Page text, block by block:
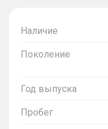
Наличие
Поколение
Год выпуска
Пробег